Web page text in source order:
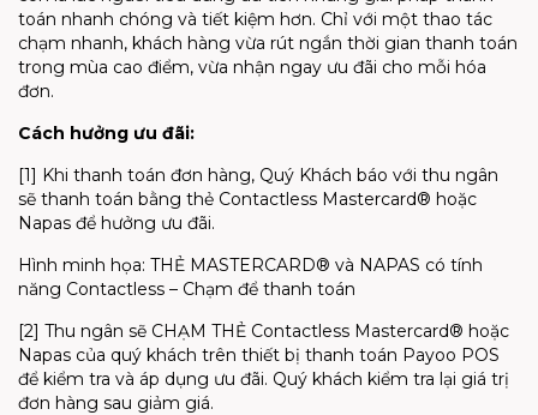
toán nhanh chóng và tiết kiệm hơn. Chỉ với một thao tác
chạm nhanh, khách hàng vừa rút ngắn thời gian thanh toán
trong mùa cao điểm, vừa nhận ngay ưu đãi cho mỗi hóa
đơn.
Cách hưởng ưu đãi:
[1] Khi thanh toán đơn hàng, Quý Khách báo với thu ngân
sẽ thanh toán bằng thẻ Contactless Mastercard® hoặc
Napas để hưởng ưu đãi.
Hình minh họa: THẺ MASTERCARD® và NAPAS có tính
năng Contactless – Chạm để thanh toán
[2] Thu ngân sẽ CHẠM THẺ Contactless Mastercard® hoặc
Napas của quý khách trên thiết bị thanh toán Payoo POS
để kiểm tra và áp dụng ưu đãi. Quý khách kiểm tra lại giá trị
đơn hàng sau giảm giá.